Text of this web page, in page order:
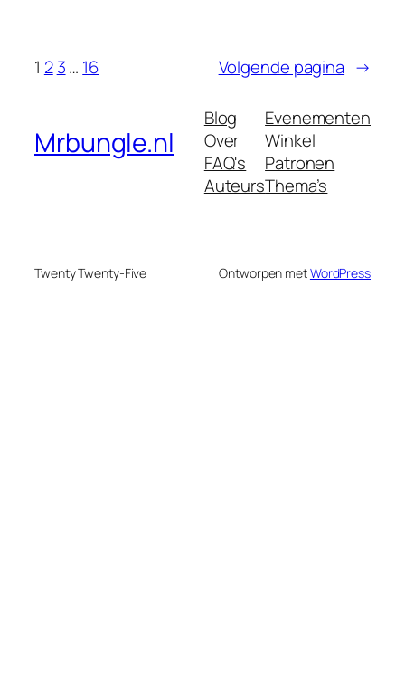
1 2 3… 16 Volgende pagina →
Mrbungle.nl
Blog
Over
FAQ's
Auteurs
Evenementen
Winkel
Patronen
Thema’s
Twenty Twenty-Five Ontworpen metWordPress